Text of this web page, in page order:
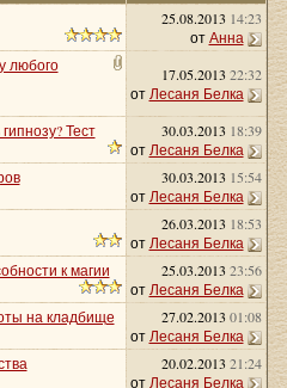
25.08.2013 14:23
отАнна
любого
17.05.2013 22:32
от Лесаня Белка
Тест
30.03.2013 18:39
от Лесаня Белка
30.03.2013 15:54
от Лесаня Белка
26.03.2013 18:53
от Лесаня Белка
к магии
25.03.2013 23:56
от Лесаня Белка
на кладбище
27.02.2013 01:08
от Лесаня Белка
20.02.2013 21:24
от Лесаня Белка